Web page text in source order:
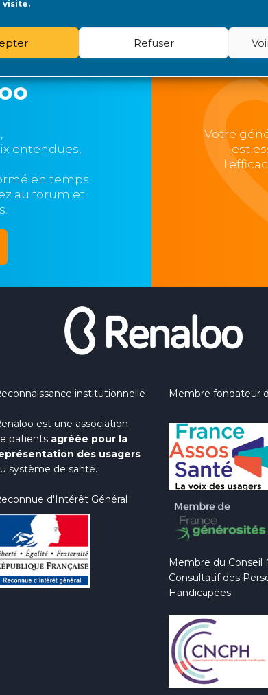
visite.
Refuser
entendues,
en temps
au forum et
Votre
est
institutionnelle
est une association
patients agréée pour la
des usagers
système de santé.
d'Intérêt Général
Membre fondateur
Membre du Conseil
Consultatif des
Handicapées